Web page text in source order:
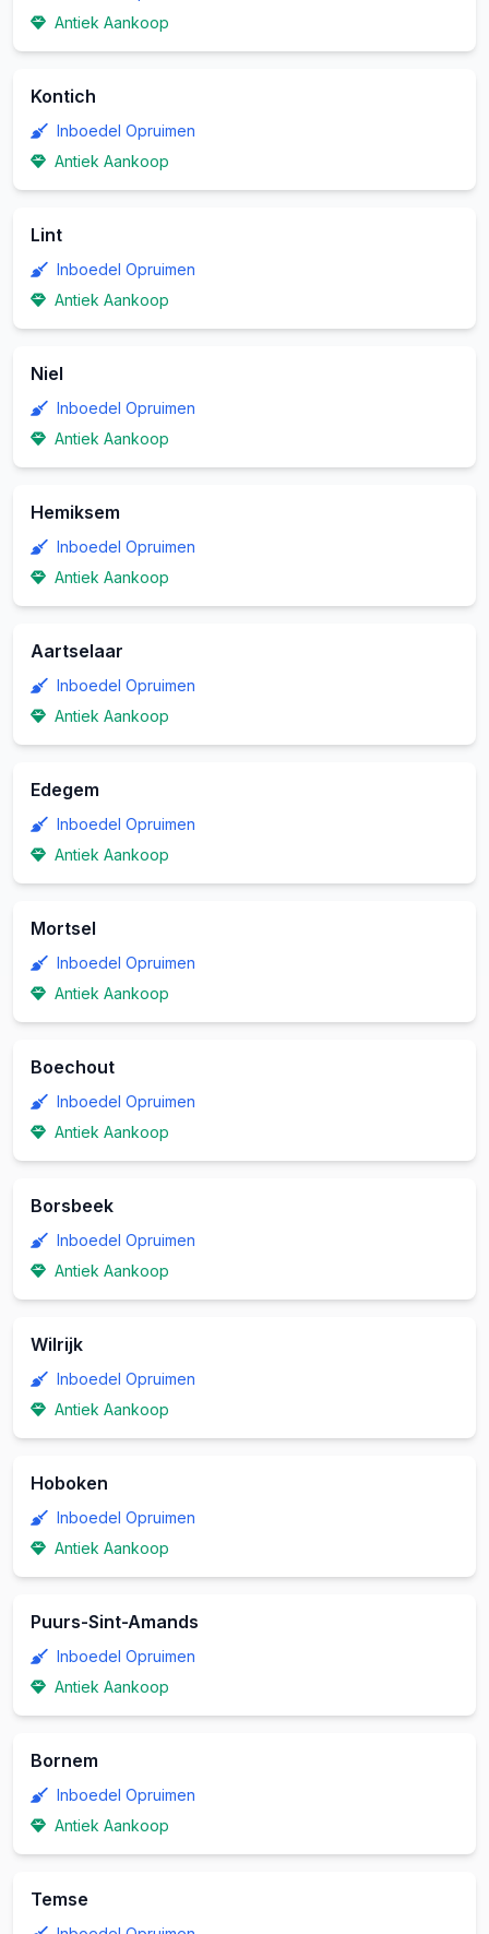
Antiek Aankoop
Kontich
Inboedel Opruimen
Antiek Aankoop
Lint
Inboedel Opruimen
Antiek Aankoop
Niel
Inboedel Opruimen
Antiek Aankoop
Hemiksem
Inboedel Opruimen
Antiek Aankoop
Aartselaar
Inboedel Opruimen
Antiek Aankoop
Edegem
Inboedel Opruimen
Antiek Aankoop
Mortsel
Inboedel Opruimen
Antiek Aankoop
Boechout
Inboedel Opruimen
Antiek Aankoop
Borsbeek
Inboedel Opruimen
Antiek Aankoop
Wilrijk
Inboedel Opruimen
Antiek Aankoop
Hoboken
Inboedel Opruimen
Antiek Aankoop
Puurs-Sint-Amands
Inboedel Opruimen
Antiek Aankoop
Bornem
Inboedel Opruimen
Antiek Aankoop
Temse